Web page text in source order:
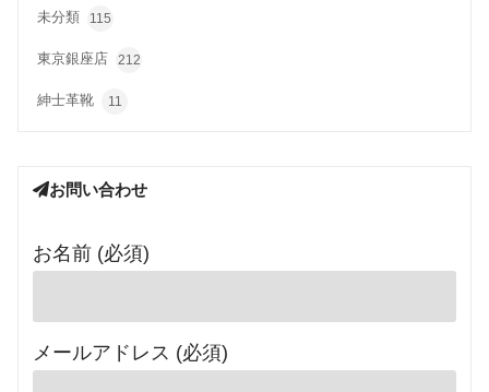
未分類 115
東京銀座店 212
紳士革靴 11
お問い合わせ
お名前 (必須)
メールアドレス (必須)